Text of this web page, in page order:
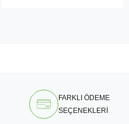
FARKLI ÖDEME
SEÇENEKLERİ